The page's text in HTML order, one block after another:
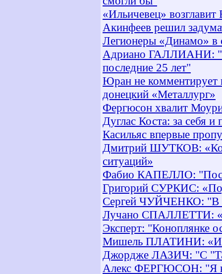
«Ильичевец»
Акинфеев решил
Легионеры «Динамо» в
Адриано ГАЛЛИАНИ:
последние 25 лет"
Юран не
донецкий «Металлург»
Фергюсон хвалит
Дуглас Коста: за себя и
Касильяс впервые
Дмитрий ШУТКОВ:
ситуаций»
Фабио КАПЕЛЛО:
Григорий СУРКИС:
Сергей ЧУЙЧЕНКО: "В
Лучано СПАЛЛЕТТИ:
Эксперт: "Коноплянке
Мишель ПЛАТИНИ:
Джордже ЛАЗИЧ: "С
Алекс ФЕРГЮСОН: "Я